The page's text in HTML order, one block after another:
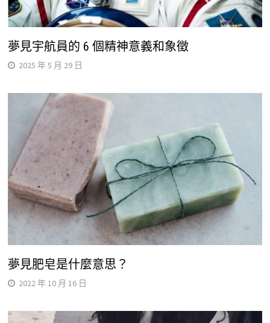
夢見宇航員的 6 個精神意義和象徵
2025 年 5 月 29 日
夢見肥皂是什麼意思？
2022 年 10 月 16 日